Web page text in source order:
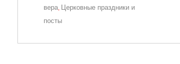
вера, Церковные праздники и
посты